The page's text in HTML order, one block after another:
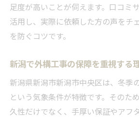
足度が高いことが伺えます。口コミ
活用し、実際に依頼した方の声をチ
を防ぐコツです。
新潟で外構工事の保障を重視する
新潟県新潟市新潟市中央区は、冬季
という気象条件が特徴です。そのた
久性だけでなく、手厚い保証やアフ